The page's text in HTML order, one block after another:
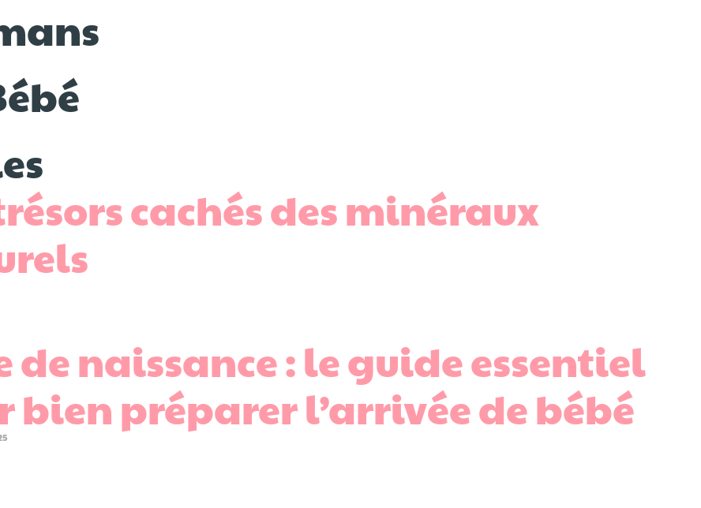
cachés des minéraux
de naissance : le guide essentiel
bien préparer l’arrivée de bébé